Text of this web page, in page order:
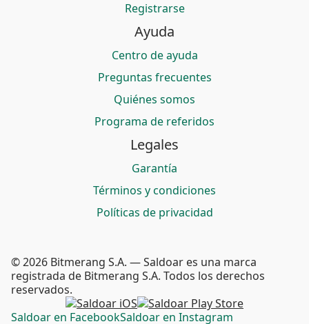
Registrarse
Ayuda
Centro de ayuda
Preguntas frecuentes
Quiénes somos
Programa de referidos
Legales
Garantía
Términos y condiciones
Políticas de privacidad
Saldoar en FacebookSaldoar en Instagram
© 2026 Bitmerang S.A. — Saldoar es una marca
registrada de Bitmerang S.A. Todos los derechos
reservados.